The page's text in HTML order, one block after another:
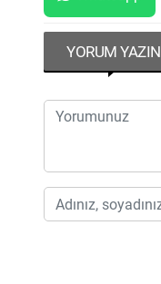
YORUM YAZIN